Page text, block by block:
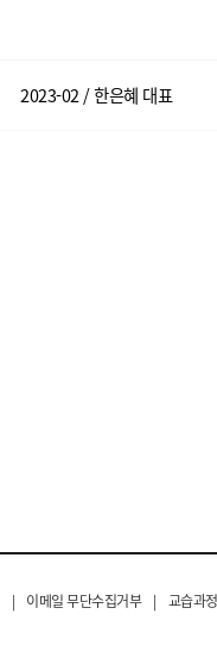
2023-02 / 한은혜 대표
| 이메일 무단수집거부 | 교습과